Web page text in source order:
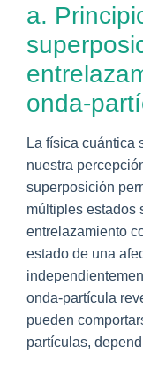
a.
onda-
La física cuántica
nuestra
superposición
múltiples estados
entrelazamiento
estado de una
onda-partícula
pueden
partículas,